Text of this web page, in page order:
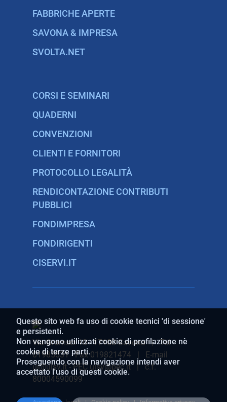
Questo sito web fa uso di cookie tecnici 'di sessione'
e persistenti.
Non vengono utilizzati cookie di profilazione nè
cookie di terze parti.
Proseguendo con la navigazione intendi aver
accettato l'uso di questi cookie.
FABBRICHE APERTE
SAVONA & IMPRESA
SVOLTA.NET
CORSI E SEMINARI
QUADERNI
CONVENZIONI
CLIENTI E FORNITORI
PROTOCOLLO LEGALITÀ
RENDICONTAZIONE CONTRIBUTI
PUBBLICI
FONDIMPRESA
FONDIRIGENTI
CISERVI.IT
Via Gramsci 10 - 17100 Savona | Tel
01985531 - Fax 019821474 | E-mail
ui@uisv.it - PEC uisv@pec.it | c.f.
80004590099